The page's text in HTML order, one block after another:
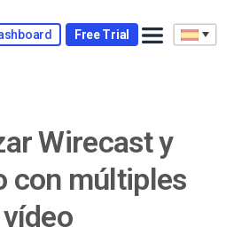
Free Trial
Wirecast y
con múltiples